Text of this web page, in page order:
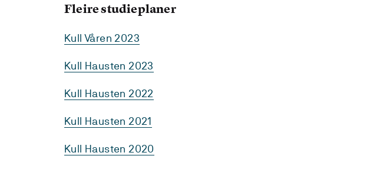
Fleire studieplaner
Kull Våren 2023
Kull Hausten 2023
Kull Hausten 2022
Kull Hausten 2021
Kull Hausten 2020